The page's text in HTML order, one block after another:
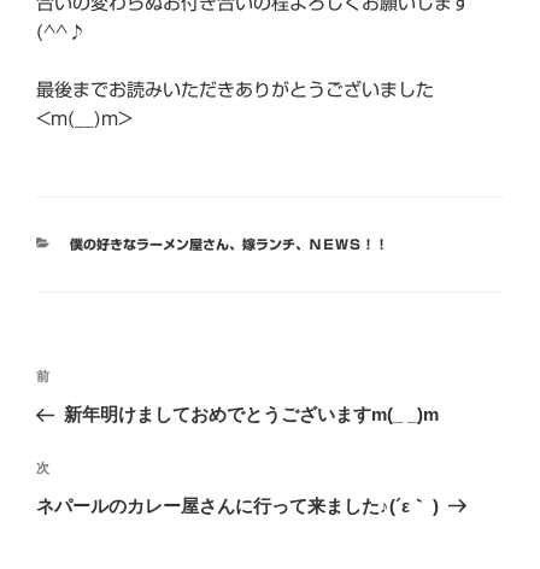
(^^♪
最後までお読みいただきありがとうございました
<m(__)m>
カ
僕の好きなラーメン屋さん、 嫁ランチ、 ＮＥＷＳ！！
投
ビ
ゲ
前
の
稿
前
新年明けましておめでとうございますm(_ _)m
次
の
次
ネパールのカレー屋さんに行って来ました♪(´ε｀ )